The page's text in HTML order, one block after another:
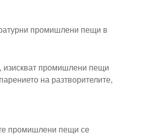
промишлени пещи в
изискват промишлени пещи
на разтворителите,
промишлени пещи се